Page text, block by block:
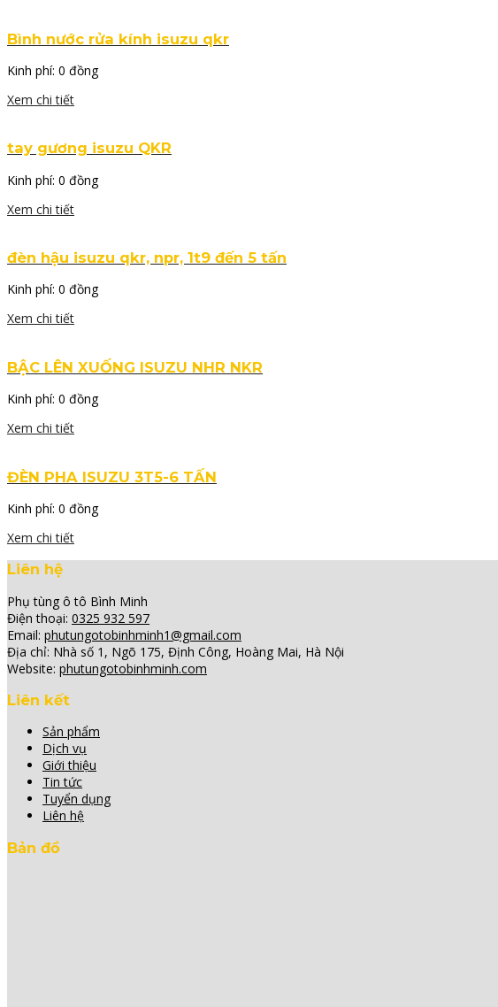
Bình nước rửa kính isuzu qkr
Kinh phí: 0 đồng
Xem chi tiết
tay gương isuzu QKR
Kinh phí: 0 đồng
Xem chi tiết
đèn hậu isuzu qkr, npr, 1t9 đến 5 tấn
Kinh phí: 0 đồng
Xem chi tiết
BẬC LÊN XUỐNG ISUZU NHR NKR
Kinh phí: 0 đồng
Xem chi tiết
ĐÈN PHA ISUZU 3T5-6 TẤN
Kinh phí: 0 đồng
Xem chi tiết
Liên hệ
Phụ tùng ô tô Bình Minh
Điện thoại: 0325 932 597
Email: phutungotobinhminh1@gmail.com
Địa chỉ: Nhà số 1, Ngõ 175, Định Công, Hoàng Mai, Hà Nội
Website: phutungotobinhminh.com
Liên kết
Sản phẩm
Dịch vụ
Giới thiệu
Tin tức
Tuyển dụng
Liên hệ
Bản đồ